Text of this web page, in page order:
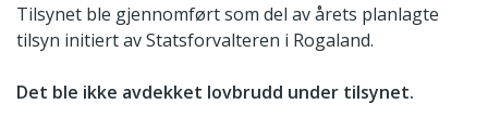
Tilsynet ble gjennomført som del av årets planlagte
tilsyn initiert av Statsforvalteren i Rogaland.
Det ble ikke avdekket lovbrudd under tilsynet.